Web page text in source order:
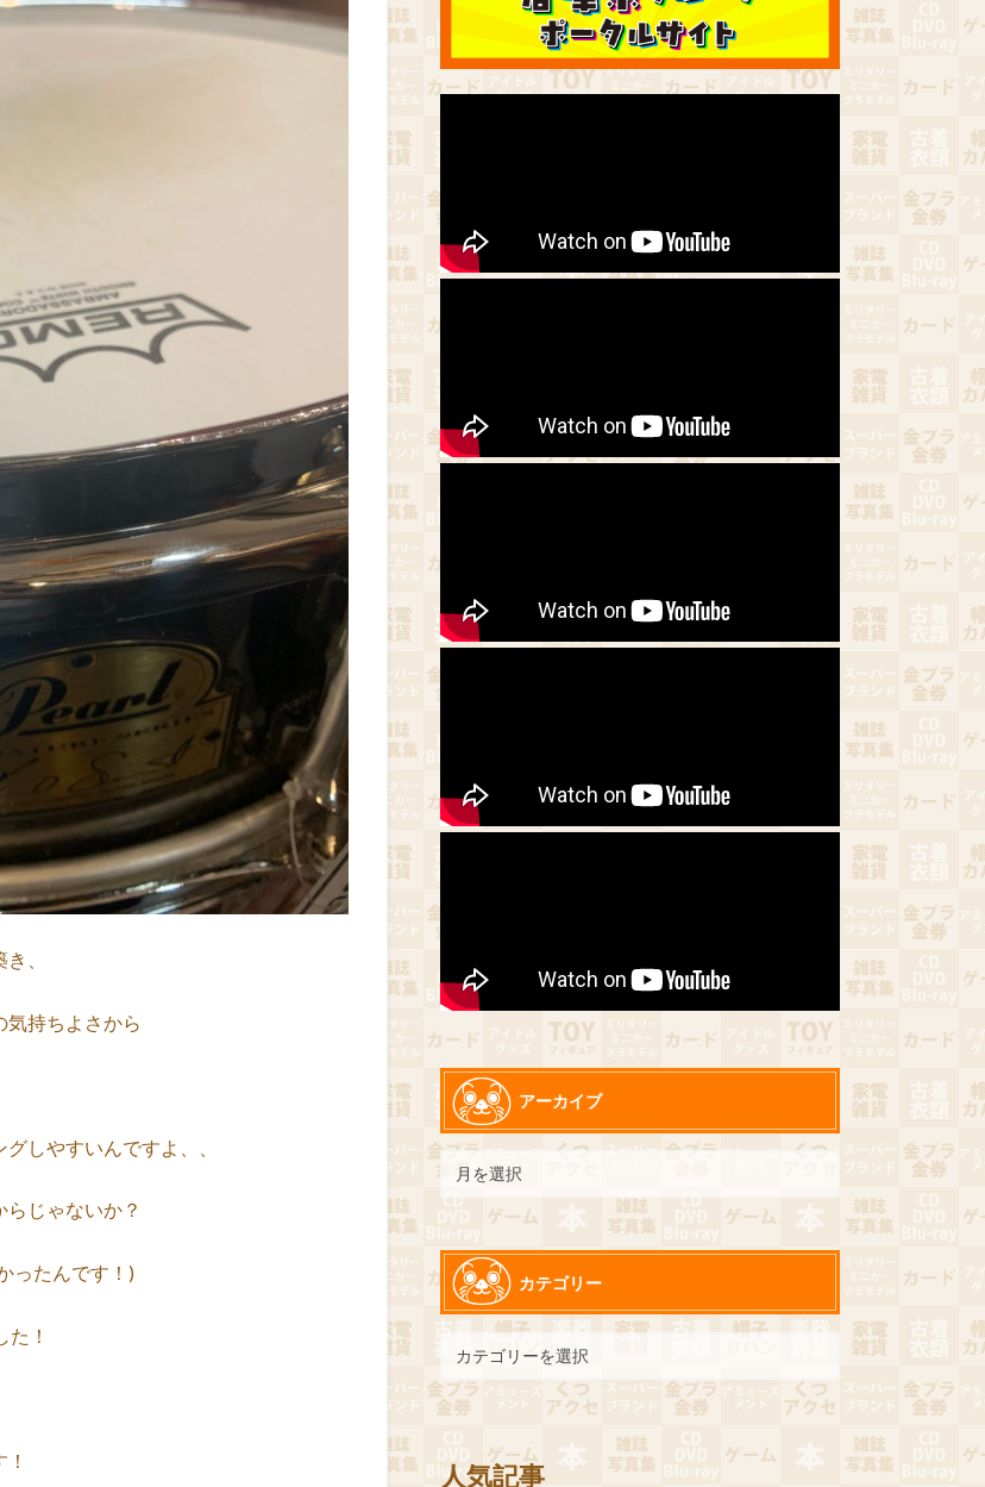
、
持ちよさから
しやすいんですよ、、
じゃないか？
ったんです！)
！
アーカイブ
カテゴリー
人気記事